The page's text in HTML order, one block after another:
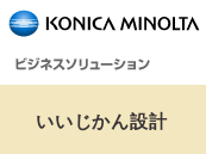
いいじかん設計